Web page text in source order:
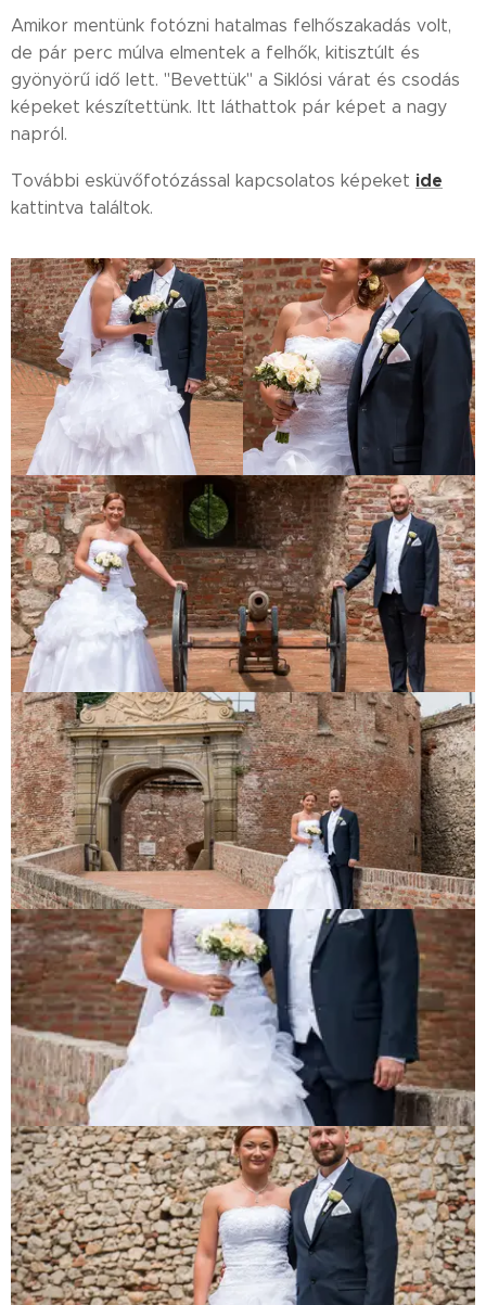
Amikor mentünk fotózni hatalmas felhőszakadás volt,
de pár perc múlva elmentek a felhők, kitisztúlt és
gyönyörű idő lett. "Bevettük" a Siklósi várat és csodás
képeket készítettünk. Itt láthattok pár képet a nagy
napról.
További esküvőfotózással kapcsolatos képeket ide
kattintva találtok.